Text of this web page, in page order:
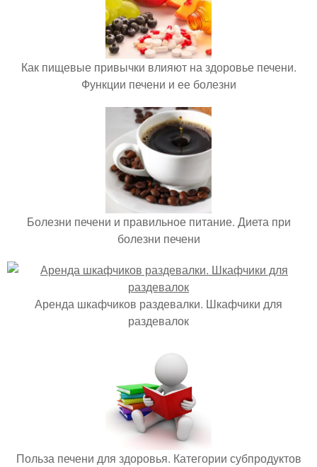
Как пищевые привычки влияют на здоровье печени.
Функции печени и ее болезни
Болезни печени и правильное питание. Диета при
болезни печени
Аренда шкафчиков раздевалки. Шкафчики для
раздевалок
Польза печени для здоровья. Категории субпродуктов